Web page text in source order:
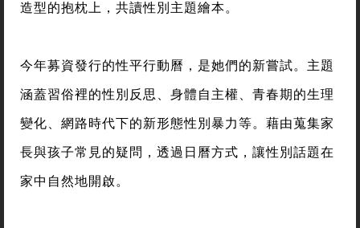
造型的抱枕上，共讀性別主題繪本。
今年募資發行的性平行動曆，是她們的新嘗試。主題
涵蓋習俗裡的性別反思、身體自主權、青春期的生理
變化、網路時代下的新形態性別暴力等。藉由蒐集家
長與孩子常見的疑問，透過日曆方式，讓性別話題在
家中自然地開啟。